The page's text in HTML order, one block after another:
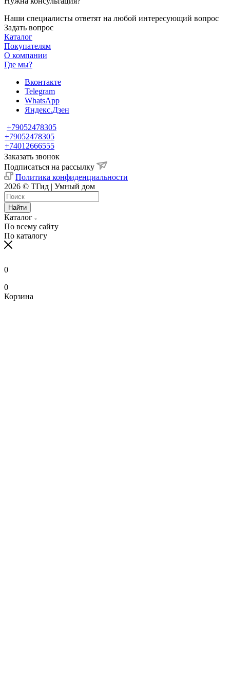
Наши специалисты ответят на любой интересующий вопрос
Задать вопрос
Каталог
Покупателям
О компании
Где мы?
Вконтакте
Telegram
WhatsApp
Яндекс.Дзен
+79052478305
+79052478305
+74012666555
Заказать звонок
Подписаться на рассылку
Политика конфиденциальности
2026 © ТГид | Умный дом
Найти
Каталог
По всему сайту
По каталогу
0
0
Корзина